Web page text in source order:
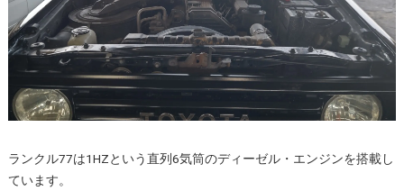
ランクル77は1HZという直列6気筒のディーゼル・エンジンを搭載し
ています。